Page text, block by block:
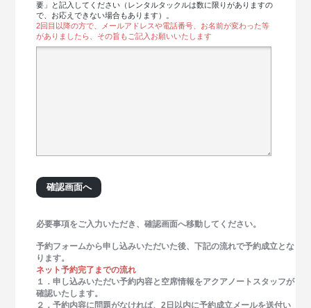
要」と記入してください（レンタルタックルは数に限りがありますの
で、お応えできない場合もあります）。
2回目以降の方で、メールアドレスや電話番号、お名前が変わった等
がありましたら、その旨もご記入お願いいたします
必要事項をご入力いただき、確認画面へ移動してください。
予約フォームから申し込みいただいた後、下記の流れで予約成立とな
ります。
ネット予約完了までの流れ
１．申し込みいただい予約内容と空席情報をアクアノートスタッフが
確認いたします。
２．予約内容に問題がなければ、2日以内に予約成立メールを送付い